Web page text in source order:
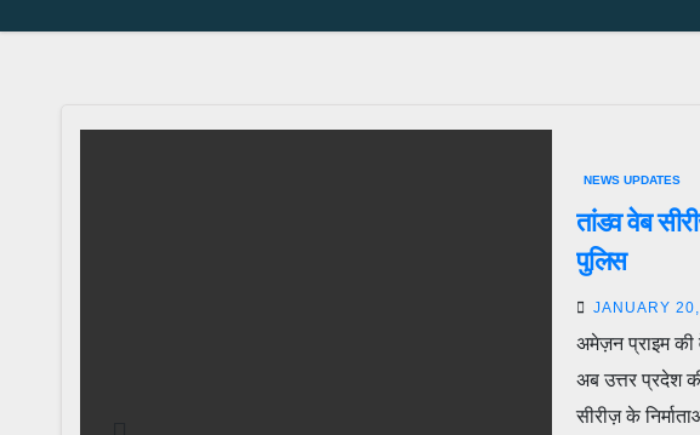
NEWS UPDATES
तांडव वेब
पुलिस
JANUARY
अमेज़न प्राइम की
अब उत्तर प्रदेश
सीरीज़ के